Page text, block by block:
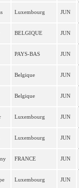
Luxembourg JUN
BELGIQUE JUN
PAYS-BAS JUN
Belgique JUN
Belgique JUN
Luxembourg JUN
Luxembourg JUN
FRANCE JUN
Luxembourg JUN